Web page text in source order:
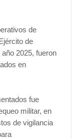
de
de
2025, fueron
en
fue
militar, en
de vigilancia